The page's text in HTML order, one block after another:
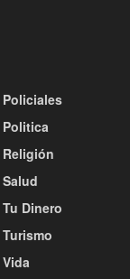
Policiales
Politica
Religión
Salud
Tu Dinero
Turismo
Vida